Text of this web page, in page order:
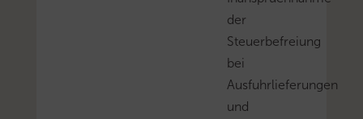
der
Steuerbefreiung
bei
Ausfuhrlieferungen
und